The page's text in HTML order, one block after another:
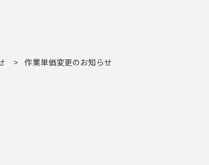
> 作業単価変更のお知らせ